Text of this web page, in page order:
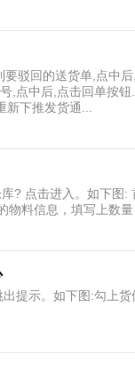
驳回的送货单,点中
,点中后,点击回单按
下推发货通...
? 点击进入。如下图
料信息，填写上数
提示。如下图:勾上